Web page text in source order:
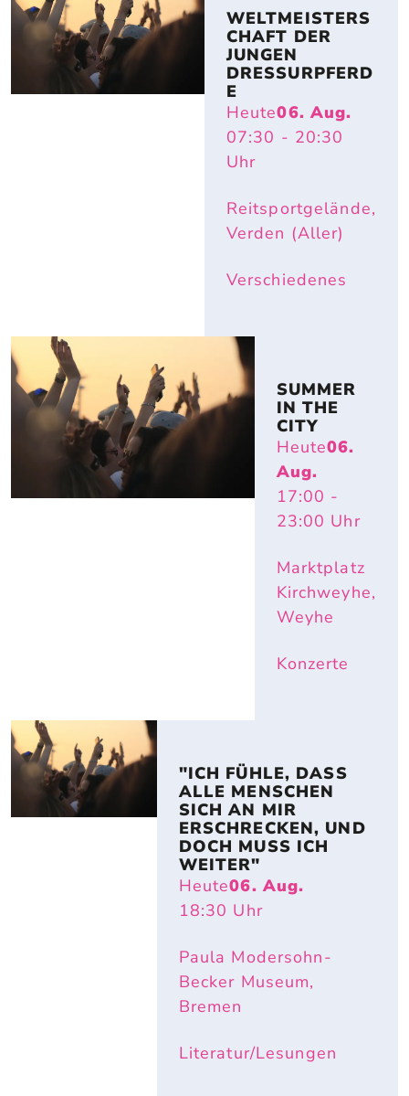
Kategorie wählen
Location wählen
WELTMEISTERS
CHAFT DER
JUNGEN
DRESSURPFERD
E
Heute06. Aug.
07:30 - 20:30
Uhr
Reitsportgelände,
Verden (Aller)
Verschiedenes
SUMMER
IN THE
CITY
Heute06.
Aug.
17:00 -
23:00 Uhr
Marktplatz
Kirchweyhe,
Weyhe
Konzerte
"ICH FÜHLE, DASS A
LLE MENSCHEN S
ICH AN MIR E
RSCHRECKEN, UND D
OCH MUSS ICH WE
ITER"
Heute06. Aug.
18:30 Uhr
Paula Modersohn-
Becker Museum,
Bremen
Literatur/Lesungen